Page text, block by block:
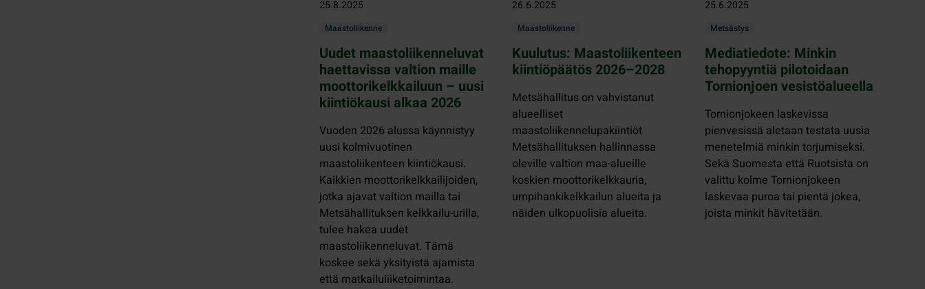
25.8.2025
Maastoliikenne
Uudet maastoliikenneluvat
haettavissa valtion maille
moottorikelkkailuun – uusi
kiintiökausi alkaa 2026
Vuoden 2026 alussa käynnistyy
uusi kolmivuotinen
maastoliikenteen kiintiökausi.
Kaikkien moottorikelkkailijoiden,
jotka ajavat valtion mailla tai
Metsähallituksen kelkkailu-urilla,
tulee hakea uudet
maastoliikenneluvat. Tämä
koskee sekä yksityistä ajamista
että matkailuliiketoimintaa.
26.6.2025
Maastoliikenne
Kuulutus: Maastoliikenteen
kiintiöpäätös 2026–2028
Metsähallitus on vahvistanut
alueelliset
maastoliikennelupakiintiöt
Metsähallituksen hallinnassa
oleville valtion maa-alueille
koskien moottorikelkkauria,
umpihankikelkkailun alueita ja
näiden ulkopuolisia alueita.
25.6.2025
Metsästys
Mediatiedote: Minkin
tehopyyntiä pilotoidaan
Tornionjoen vesistöalueella
Tornionjokeen laskevissa
pienvesissä aletaan testata uusia
menetelmiä minkin torjumiseksi.
Sekä Suomesta että Ruotsista on
valittu kolme Tornionjokeen
laskevaa puroa tai pientä jokea,
joista minkit hävitetään.